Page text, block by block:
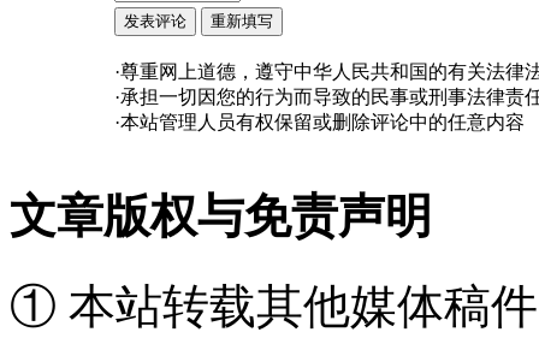
·尊重网上道德，遵守中华人民共和国的有关法律
·承担一切因您的行为而导致的民事或刑事法律责
·本站管理人员有权保留或删除评论中的任意内容
文章版权与免责声明
① 本站转载其他媒体稿